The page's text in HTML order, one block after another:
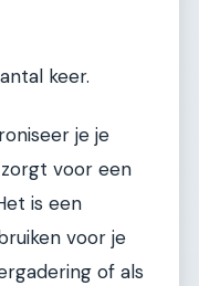
keer.
je je
voor een
is een
voor je
of als